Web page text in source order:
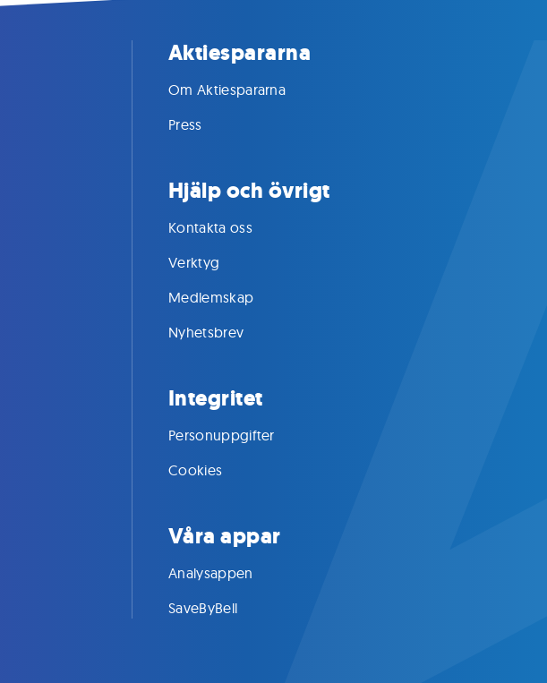
Aktiespararna
Om Aktiespararna
Press
Hjälp och övrigt
Kontakta oss
Verktyg
Medlemskap
Nyhetsbrev
Integritet
Personuppgifter
Cookies
Våra appar
Analysappen
SaveByBell